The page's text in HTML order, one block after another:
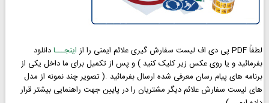
لطفاً PDF پی دی اف لیست سفارش گیری علائم ایمنی را از اینجـــادانلود
بفرمائید و یا روی عکس زیر کلیک کنید ) و پس از تکمیل برای ما داخل یکی از
برنامه های پیام رسان معرفی شده ارسال بفرمائید .( تصویر چند نمونه از مدل
های لیست سفارش علائم دیگر مشتریان را در پایین جهت راهنمایی بیشتر قرار